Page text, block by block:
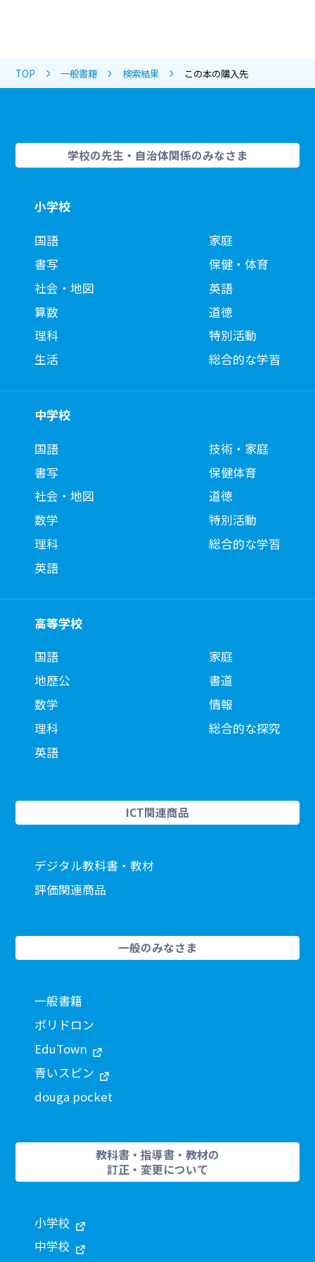
TOP 一般書籍 検索結果 この本の購入先
学校の先生・自治体関係のみなさま
小学校
国語
書写
社会・地図
算数
理科
生活
家庭
保健・体育
英語
道徳
特別活動
総合的な学習
中学校
国語
書写
社会・地図
数学
理科
英語
技術・家庭
保健体育
道徳
特別活動
総合的な学習
高等学校
国語
地歴公
数学
理科
英語
家庭
書道
情報
総合的な探究
ICT関連商品
デジタル教科書・教材
評価関連商品
一般のみなさま
一般書籍
ポリドロン
EduTown
青いスピン
douga pocket
教科書・指導書・教材の
訂正・変更について
小学校
中学校